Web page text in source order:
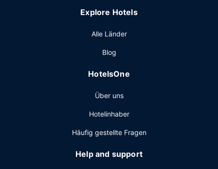
Deinen Durst kannst du an der Bar/Lounge stillen. Gegen
großes Frühstück angeboten.
Businesscenter, ein Express-Check-out und ein
planst, ist dieses Hotel eine gute Wahl, denn zu den 1410
Veranstaltungsräumlichkeiten zählen ein Konferenzzentrum
und 3 Tagungsräume. Der Flughafentransfer (auf Anfrage)
Explore Hotels
Alle Länder
Blog
HotelsOne
Über uns
Hotelinhaber
Häufig gestellte Fragen
Help and support